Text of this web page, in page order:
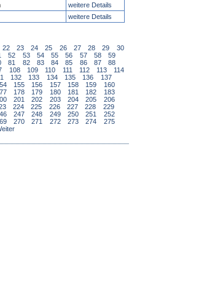
weitere Details
weitere Details
22 23 24 25 26 27 28 29
30
52 53 54 55 56 57 58
59
81 82 83 84 85 86 87
88
108 109 110 111 112 113
114
132 133 134 135 136
137
155 156 157 158 159
160
178 179 180 181 182
183
201 202 203 204 205
206
224 225 226 227 228
229
247 248 249 250 251
252
270 271 272 273 274
275